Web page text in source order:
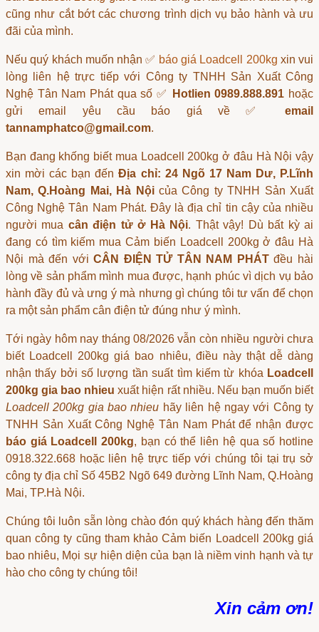
cũng như cắt bớt các chương trình dịch vụ bảo hành và ưu
đãi của mình.
Nếu quý khách muốn nhận ✅ báo giá Loadcell 200kg xin vui
lòng liên hệ trực tiếp với Công ty TNHH Sản Xuất Công
Nghệ Tân Nam Phát qua số ✅
Hotlien 0989.888.891 hoặc
gửi email yêu cầu báo giá về ✅ email
tannamphatco@gmail.com.
Bạn đang khống biết mua Loadcell 200kg ở đâu Hà Nội vậy
xin mời các bạn đếnĐịa chỉ: 24 Ngõ 17 Nam Dư, P.Lĩnh
Nam, Q.Hoàng Mai, Hà Nộicủa Công ty TNHH Sản Xuất
Công Nghệ Tân Nam Phát. Đây là địa chỉ tin cậy của nhiều
người mua cân điện tử ở Hà Nội. Thật vậy! Dù bất kỳ ai
đang có tìm kiếm mua Cảm biến Loadcell 200kg ở đâu Hà
Nội mà đến vớiCÂN ĐIỆN TỬ TÂN NAM PHÁTđều hài
lòng về sản phẩm mình mua được, hạnh phúc vì dịch vụ bảo
hành đầy đủ và ưng ý mà nhưng gì chúng tôi tư vấn để chọn
ra một sản phẩm cân điện tử đúng như ý mình.
Tới ngày hôm nay tháng 08/2026 vẫn còn nhiều người chưa
biết Loadcell 200kg giá bao nhiêu, điều này thật dễ dàng
nhận thấy bởi số lượng tần suất tìm kiếm từ khóa Loadcell
200kg gia bao nhieu xuất hiện rất nhiều. Nếu bạn muốn biết
Loadcell 200kg gia bao nhieu hãy liên hệ ngay với Công ty
TNHH Sản Xuất Công Nghệ Tân Nam Phát để nhận được
báo giá Loadcell 200kg, bạn có thể liên hệ qua số hotline
0918.322.668 hoặc liên hệ trực tiếp với chúng tôi tại trụ sở
công ty địa chỉ Số 45B2 Ngõ 649 đường Lĩnh Nam, Q.Hoàng
Mai, TP.Hà Nội.
Chúng tôi luôn sẵn lòng chào đón quý khách hàng đến thăm
quan công ty cũng tham khảoCảm biến Loadcell 200kg giá
bao nhiêu, Mọi sự hiện diện của bạn là niềm vinh hạnh và tự
hào cho công ty chúng tôi!
Xin cảm ơn!